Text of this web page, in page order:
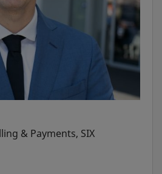
& Payments, SIX